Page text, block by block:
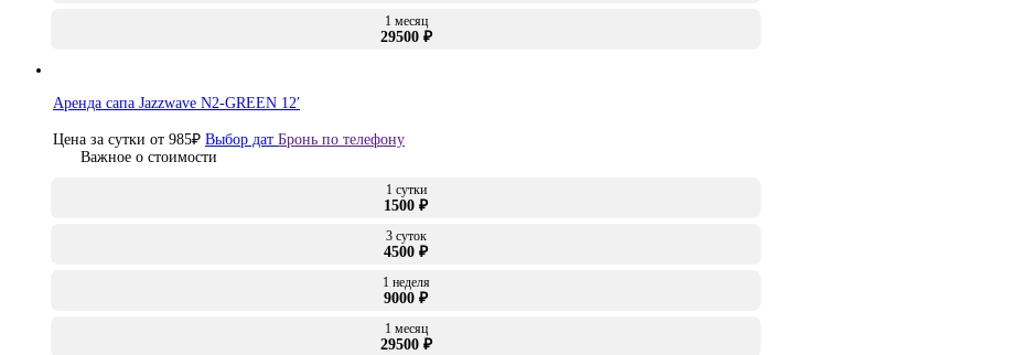
1 месяц
29500 ₽
Аренда сапа Jazzwave N2-GREEN 12′
Цена за сутки от 985₽ Выбор дат Бронь по телефону
Важное о стоимости
1 сутки
1500 ₽
3 суток
4500 ₽
1 неделя
9000 ₽
1 месяц
29500 ₽